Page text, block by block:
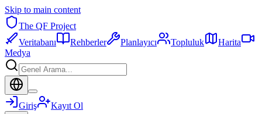
Skip to main content
The QF Project
Veritabanı
Rehberler Planlayıcı Topluluk
Harita
Medya
Giriş Kayıt Ol